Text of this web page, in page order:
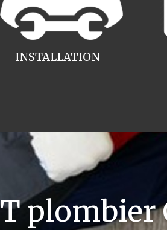
INSTALLATION
plombier